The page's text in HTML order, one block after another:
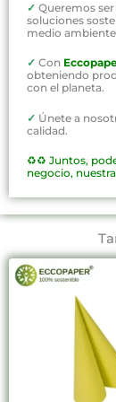
✓ Queremos
soluciones
medio
✓ Con
obteniendo
con el planeta.
✓ Únete a
calidad.
♻️♻️ Juntos,
negocio,